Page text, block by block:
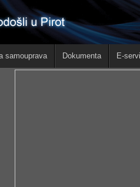
samouprava Dokumenta E-